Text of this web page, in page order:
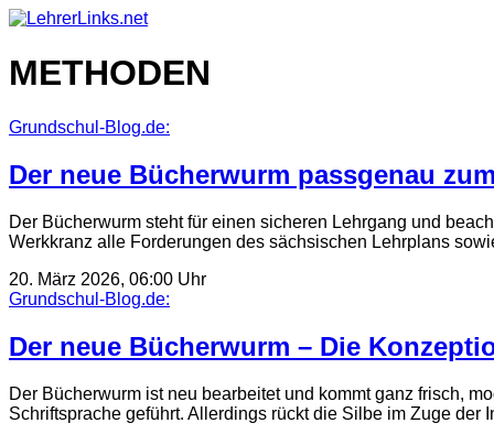
Skip
content
METHODEN
Grundschul-Blog.de:
Der neue Bücherwurm passgenau
Der Bücherwurm steht für einen sicheren Lehrgang und
Werkkranz alle Forderungen des sächsischen Lehrplans
20. März 2026, 06:00 Uhr
Grundschul-Blog.de:
Der neue Bücherwurm – Die
Der Bücherwurm ist neu bearbeitet und kommt ganz frisch,
Schriftsprache geführt. Allerdings rückt die Silbe im Zuge der